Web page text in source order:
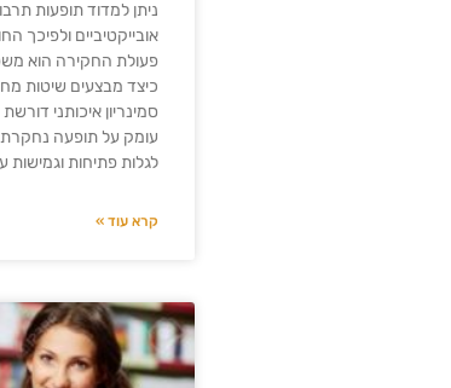
ניתן למדוד תופעות
אובייקטיביים
פעולת החקירה הוא
כיצד מבצעים שיטות
סמינריון איכותני
עומק על תופעה
לגלות פתיחות וגמישות
קרא עוד »